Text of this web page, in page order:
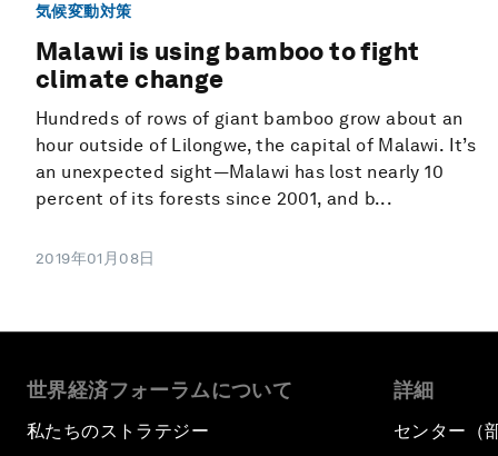
気候変動対策
Malawi is using bamboo to fight
climate change
Hundreds of rows of giant bamboo grow about an
hour outside of Lilongwe, the capital of Malawi. It’s
an unexpected sight—Malawi has lost nearly 10
percent of its forests since 2001, and b...
2019年01月08日
世界経済フォーラムについて
私たちのストラテジー
詳細
センター（